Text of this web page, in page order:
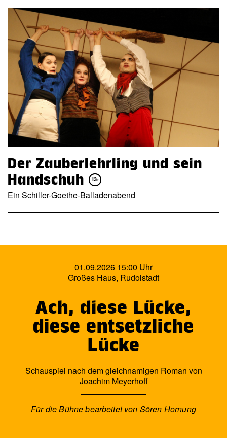
Der Zauberlehrling und sein
Handschuh
13+
Ein Schiller-Goethe-Balladenabend
01.09.2026 15:00 Uhr
Großes Haus, Rudolstadt
Ach, diese Lücke,
diese entsetzliche
Lücke
Schauspiel nach dem gleichnamigen Roman von
Joachim Meyerhoff
Für die Bühne bearbeitet von Sören Hornung